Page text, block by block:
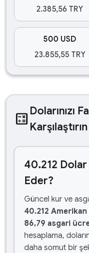
2.385,56 TRY
500 USD
23.855,55 TRY
calculate Dolarınızı
Karşılaştırın
40.212
Eder?
Güncel kur ve
40.212 Amerikan
86,79 asgari
hesaplama,
daha somut bir